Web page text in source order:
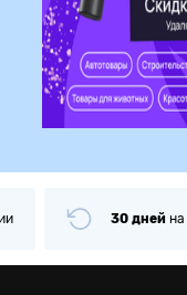
30 дней на